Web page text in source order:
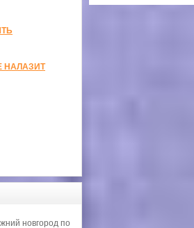
НАЛАЗИТ
новгород по